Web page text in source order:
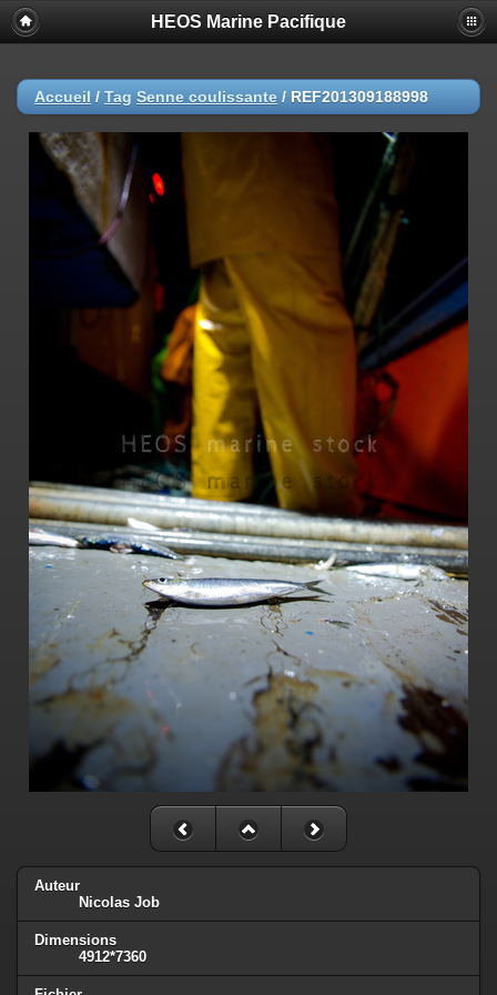
HEOS Marine Pacifique
Accueil / Tag Senne coulissante / REF201309188998
Auteur
Nicolas Job
Dimensions
4912*7360